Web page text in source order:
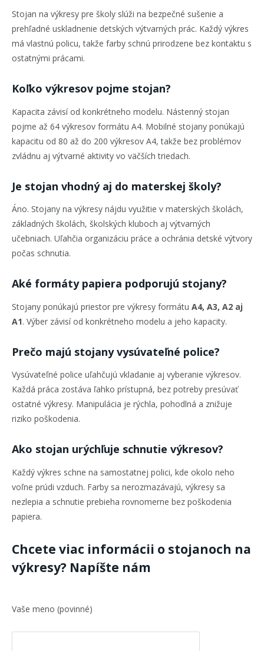
Stojan na výkresy pre školy slúži na bezpečné sušenie a
prehľadné uskladnenie detských výtvarných prác. Každý výkres
má vlastnú policu, takže farby schnú prirodzene bez kontaktu s
ostatnými prácami.
Koľko výkresov pojme stojan?
Kapacita závisí od konkrétneho modelu. Nástenný stojan
pojme až 64 výkresov formátu A4. Mobilné stojany ponúkajú
kapacitu od 80 až do 200 výkresov A4, takže bez problémov
zvládnu aj výtvarné aktivity vo väčších triedach.
Je stojan vhodný aj do materskej školy?
Áno. Stojany na výkresy nájdu využitie v materských školách,
základných školách, školských kluboch aj výtvarných
učebniach. Uľahčia organizáciu práce a ochránia detské výtvory
počas schnutia.
Aké formáty papiera podporujú stojany?
Stojany ponúkajú priestor pre výkresy formátu A4, A3, A2 aj
A1. Výber závisí od konkrétneho modelu a jeho kapacity.
Prečo majú stojany vysúvateľné police?
Vysúvateľné police uľahčujú vkladanie aj vyberanie výkresov.
Každá práca zostáva ľahko prístupná, bez potreby presúvať
ostatné výkresy. Manipulácia je rýchla, pohodlná a znižuje
riziko poškodenia.
Ako stojan urýchľuje schnutie výkresov?
Každý výkres schne na samostatnej polici, kde okolo neho
voľne prúdi vzduch. Farby sa nerozmazávajú, výkresy sa
nezlepia a schnutie prebieha rovnomerne bez poškodenia
papiera.
Chcete viac informácii o stojanoch na
výkresy? Napíšte nám
Vaše meno (povinné)